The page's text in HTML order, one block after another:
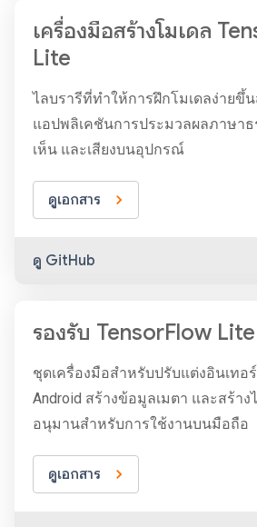
เครื่องมือสร้างโมเดล
Lite
ไลบรารีที่ทำให้การฝึกโมเดลง่ายขึ้
แอปพลิเคชันการประมวลผลภาษา
เห็น และเสียงบนอุปกรณ์
ดูเอกสาร
ดู GitHub
รองรับ TensorFlow Lite
ชุดเครื่องมือสำหรับปรับแต่งอินเทอ
Android สร้างข้อมูลเมตา และสร้าง
อนุมานสำหรับการใช้งานบนมือถือ
ดูเอกสาร